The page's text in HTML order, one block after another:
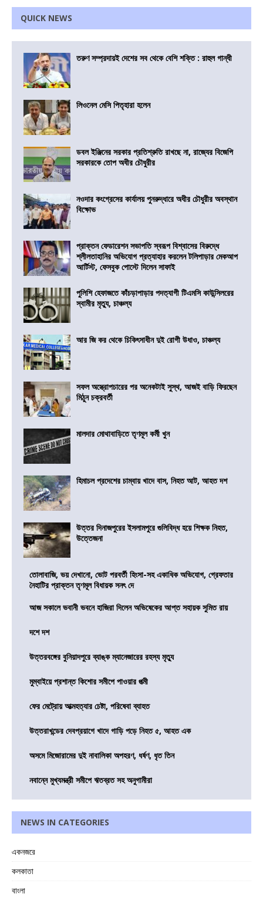
QUICK NEWS
তরুণ সম্প্রদায়ই দেশের সব থেকে বেশি শক্তি : রাহুল গান্ধী
লিওনেল মেসি পিতৃহারা হলেন
ডবল ইঞ্জিনের সরকার প্রতিশ্রুতি রাখছে না, রাজ্যের বিজেপি
সরকারকে তোপ অধীর চৌধুরীর
নওদার কংগ্রেসের কার্যালয় পুনরুদ্ধারে অধীর চৌধুরীর অবস্থান
বিক্ষোভ
প্রাক্তন ফেডারেশন সভাপতি স্বরূপ বিশ্বাসের বিরুদ্ধে
শ্লীলতাহানির অভিযোগ প্রত্যাহার করলেন টলিপাড়ার মেকআপ
আর্টিস্ট, ফেসবুক পোস্টে দিলেন সাফাই
পুলিশি হেফাজতে কাঁচড়াপাড়ার পদত্যাগী টিএমসি কাউন্সিলরের
স্বামীর মৃত্যু, চাঞ্চল্য
আর জি কর থেকে চিকিৎসাধীন দুই রোগী উধাও, চাঞ্চল্য
সফল অস্ত্রোপচারের পর অনেকটাই সুস্থ, আজই বাড়ি ফিরছেন
মিঠুন চক্রবর্তী
মালদার মোথাবাড়িতে তৃণমূল কর্মী খুন
হিমাচল প্রদেশের চাম্বায় খাদে বাস, নিহত আট, আহত দশ
উত্তর দিনাজপুরের ইসলামপুরে গুলিবিদ্ধ হয়ে শিক্ষক নিহত,
উত্তেজনা
তোলাবাজি, ভয় দেখানো, ভোট পরবর্তী হিংসা-সহ একাধিক অভিযোগ, গ্রেফতার
নৈহাটির প্রাক্তন তৃণমূল বিধায়ক সনৎ দে
আজ সকালে ভবানী ভবনে হাজিরা দিলেন অভিষেকের আপ্ত সহায়ক সুমিত রায়
দশে দশ
উত্তরবঙ্গের বুনিয়াদপুরে ব্যাঙ্ক ম্যানেজারের রহস্য মৃত্যু
মুম্বাইয়ে প্রশান্ত কিশোর সমীপে পাওয়ার পত্মী
ফের মেট্রোয় আত্মহত্যার চেষ্টা, পরিষেবা ব্যাহত
উত্তরাখন্ডের দেবপ্রয়াগে খাদে গাড়ি পড়ে নিহত ৫, আহত এক
অসমে মিজোরামের দুই নাবালিকা অপহরণ, ধর্ষণ, ধৃত তিন
নবান্নে মুখ্যমন্ত্রী সমীপে ঋতব্রত সহ অনুগামীরা
NEWS IN CATEGORIES
একনজরে
কলকাতা
বাংলা